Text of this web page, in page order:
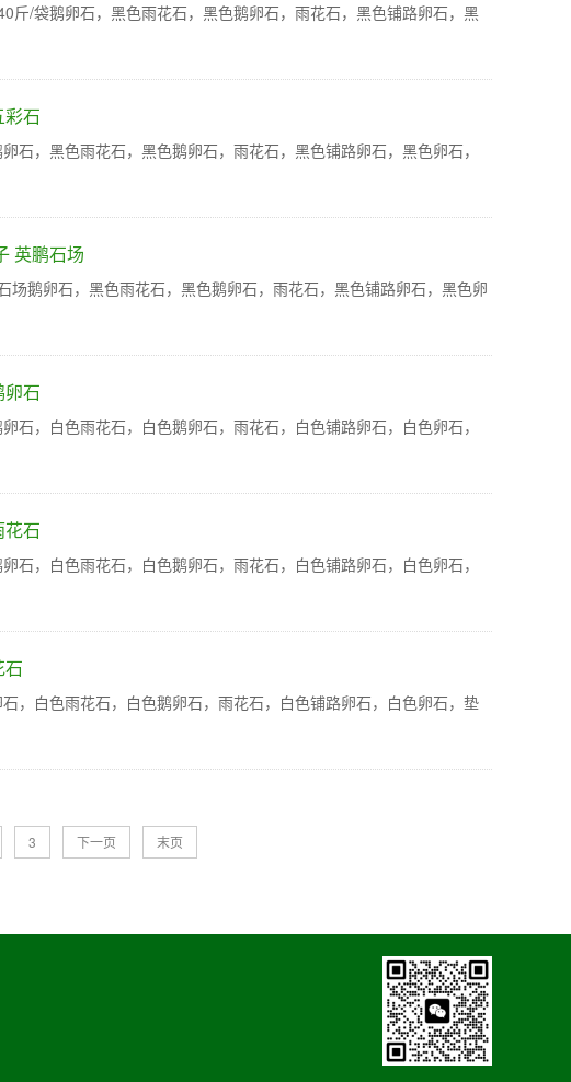
斤/袋鹅卵石，黑色雨花石，黑色鹅卵石，雨花石，黑色铺路卵石，黑
石
石，黑色雨花石，黑色鹅卵石，雨花石，黑色铺路卵石，黑色卵石，
英鹏石场
鹅卵石，黑色雨花石，黑色鹅卵石，雨花石，黑色铺路卵石，黑色卵
石
石，白色雨花石，白色鹅卵石，雨花石，白色铺路卵石，白色卵石，
石
石，白色雨花石，白色鹅卵石，雨花石，白色铺路卵石，白色卵石，
石
，白色雨花石，白色鹅卵石，雨花石，白色铺路卵石，白色卵石，垫
3 下一页 末页